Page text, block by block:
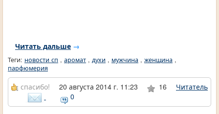
Читать дальше →
Теги: новости сп , аромат , духи , мужчина , женщина ,
парфюмерия
спасибо! 20 августа 2014 г. 11:23 16
Читатель
0